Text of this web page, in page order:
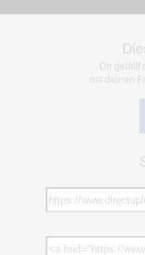
Dir gefällt
mit deinen